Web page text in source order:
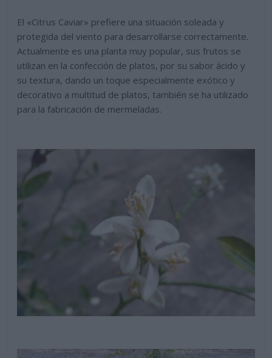
El «Citrus Caviar» prefiere una situación soleada y
protegida del viento para desarrollarse correctamente.
Actualmente es una planta muy popular, sus frutos se
utilizan en la confección de platos, por su sabor ácido y
su textura, dando un toque especialmente exótico y
decorativo a multitud de platos, también se ha utilizado
para la fabricación de mermeladas.